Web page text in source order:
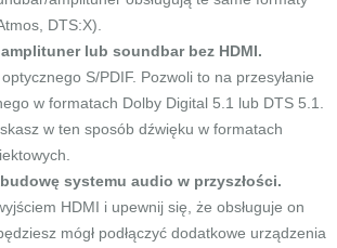
DTS:X).
lub soundbar bez HDMI.
S/PDIF. Pozwoli to na przesyłanie
w formatach Dolby Digital 5.1 lub DTS 5.1.
w ten sposób dźwięku w formatach
systemu audio w przyszłości.
HDMI i upewnij się, że obsługuje on
mógł podłączyć dodatkowe urządzenia